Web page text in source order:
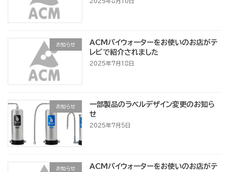
お知らせ
ACMパイウォーターをお使いのお店がテ
レビで紹介されました
2025年7月18日
お知らせ
一部製品のラベルデザイン変更のお知ら
せ
2025年7月5日
お知らせ
ACMパイウォーターをお使いのお店がテ